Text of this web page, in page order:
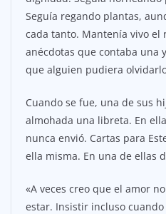
Seguía regando plantas,
cada tanto. Mantenía vivo el
anécdotas que contaba una
que alguien pudiera
Cuando se fue, una de sus
almohada una libreta. En
nunca envió. Cartas para
ella misma. En una de ellas
«A veces creo que el amor
estar. Insistir incluso